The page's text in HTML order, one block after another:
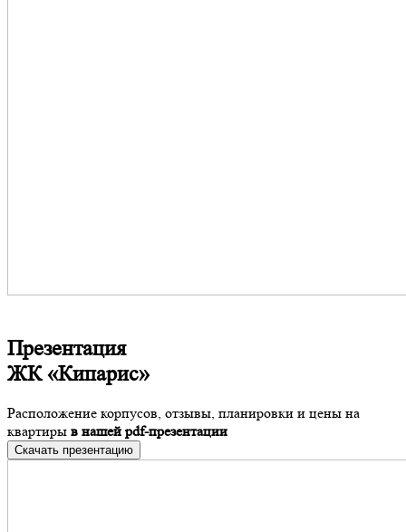
Презентация
ЖК «Кипарис»
Расположение корпусов, отзывы, планировки и цены на
квартиры в нашей pdf-презентации
Скачать презентацию